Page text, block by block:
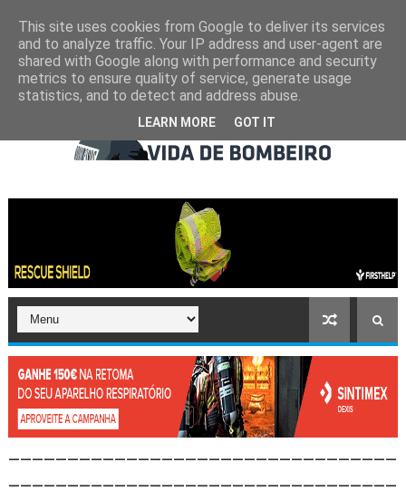
This site uses cookies from Google to deliver its services
and to analyze traffic. Your IP address and user-agent are
shared with Google along with performance and security
metrics to ensure quality of service, generate usage
statistics, and to detect and address abuse.
LEARN MORE GOT IT